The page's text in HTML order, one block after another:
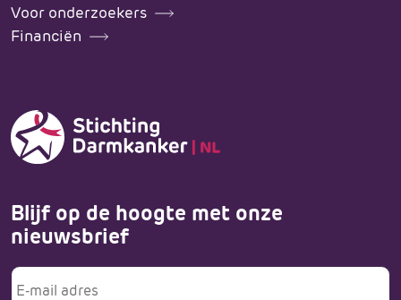
Voor onderzoekers
Financiën
Blijf op de hoogte met onze
nieuwsbrief
E-